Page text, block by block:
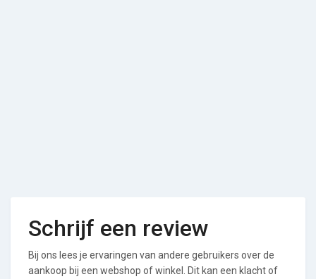
Schrijf een review
Bij ons lees je ervaringen van andere gebruikers over de
aankoop bij een webshop of winkel. Dit kan een klacht of